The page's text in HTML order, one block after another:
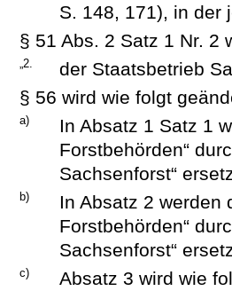
S. 148, 171), in der
§ 51 Abs. 2 Satz 1 Nr. 2
„2. der Staatsbetrieb
§ 56 wird wie folgt
a)
In Absatz 1 Satz 1
Forstbehörden“
Sachsenforst“
b)
In Absatz 2 werden
Forstbehörden“
Sachsenforst“
c)
Absatz 3 wird wie